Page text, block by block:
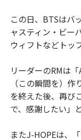
この日、BTSはバ
ャスティン・ビー
ウィフトなどトッ
リーダーのRMは
（この瞬間を）
を終えた後、再び
で、感謝したい」
またJ-HOPEは、